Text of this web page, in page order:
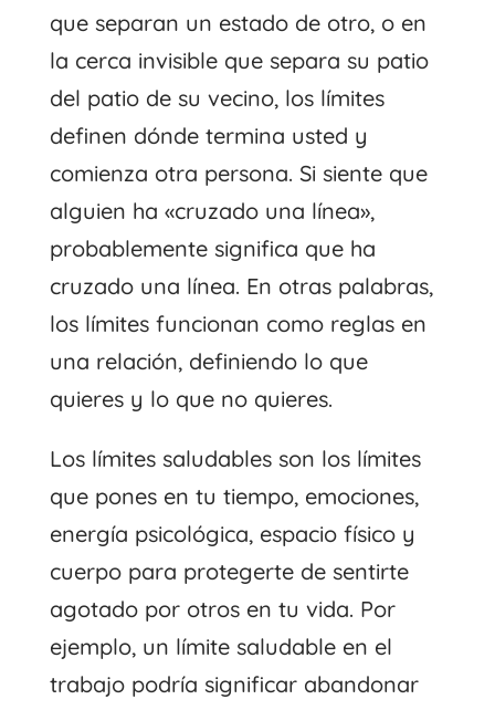
que separan un estado de otro, o en
la cerca invisible que separa su patio
del patio de su vecino, los límites
definen dónde termina usted y
comienza otra persona. Si siente que
alguien ha «cruzado una línea»,
probablemente significa que ha
cruzado una línea. En otras palabras,
los límites funcionan como reglas en
una relación, definiendo lo que
quieres y lo que no quieres.
Los límites saludables son los límites
que pones en tu tiempo, emociones,
energía psicológica, espacio físico y
cuerpo para protegerte de sentirte
agotado por otros en tu vida. Por
ejemplo, un límite saludable en el
trabajo podría significar abandonar